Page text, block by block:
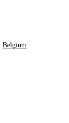
Belgium